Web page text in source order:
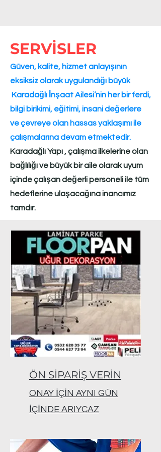
1) Overlay tabakasılaminat parkenin
kullanım yerinde karşılaşacağı mekanik
tesirlere karşı zırh görevi yapan şeffaf
2) Dekoratif kağıt tabakası ise yüzeyinde
değişik ağaç desenleri baskılı, laminat
parke ürününe doğal ahşap hissini veren
3) Taşıyıcı levha, HDF ( Yüksek yoğunlukta
lif levha )
4) Balans tabakası, HDF levhasının
formunu dengeleyen ve aynı zamanda
zeminden gelen nem ve rutubet tesirine
karşı ürünü koruyan kağıt tabakasıdır.
SERVİSLER
Güven, kalite, hizmet anlayışının
eksiksiz olarak uygulandığı büyük
Karadağlı İnşaat Ailesi’nin her bir ferdi,
bilgi birikimi, eğitimi, insani değerlere
ve çevreye olan hassas yaklaşımı ile
çalışmalarına devam etmektedir.​​​
Karadağlı Yapı , çalışma ilkelerine olan
bağlılığı ve büyük bir aile olarak uyum
içinde çalışan değerli personeli ile tüm
hedeflerine ulaşacağına inancımız
tamdır.​
ÖN SİPARİŞ VERİN
ONAY İÇİN AYNI GÜN
İÇİNDE ARIYCAZ